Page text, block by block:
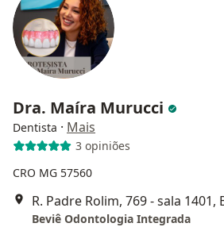
Dra. Maíra Murucci
Dentista · Mais
3 opiniões
CRO MG 57560
Beviê Odontologia Integrada